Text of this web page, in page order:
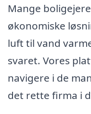
Mange
økonomiske
luft til vand
svaret. Vores
navigere i de
det rette firma i